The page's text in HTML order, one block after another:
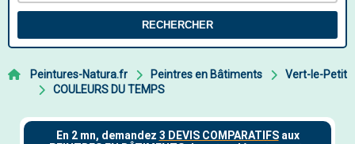
RECHERCHER
Peintures-Natura.fr Peintres en Bâtiments
Vert-le-Petit
COULEURS DU TEMPS